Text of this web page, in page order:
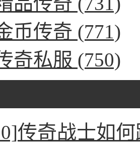
币传奇 (771)
奇私服 (750)
传奇战士如